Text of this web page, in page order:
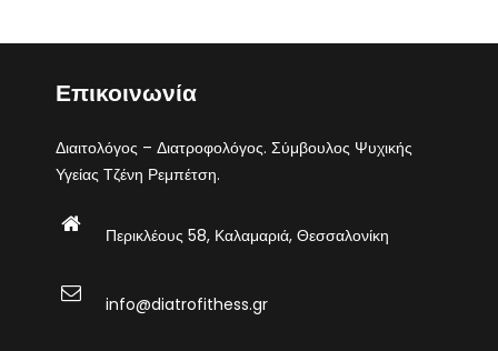
Επικοινωνία
Διαιτολόγος – Διατροφολόγος. Σύμβουλος Ψυχικής
Υγείας Τζένη Ρεμπέτση.
Περικλέους 58, Καλαμαριά, Θεσσαλονίκη
info@diatrofithess.gr